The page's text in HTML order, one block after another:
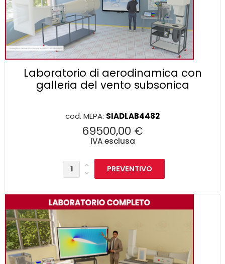
Laboratorio di aerodinamica con
galleria del vento subsonica
cod. MEPA: SIADLAB4482
69500,00 €
IVA esclusa